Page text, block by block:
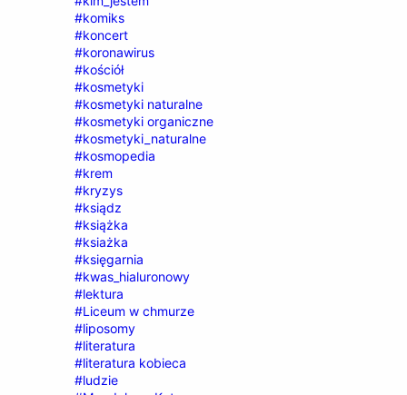
#komiks
#koncert
#koronawirus
#kościół
#kosmetyki
#kosmetyki naturalne
#kosmetyki organiczne
#kosmetyki_naturalne
#kosmopedia
#krem
#kryzys
#ksiądz
#książka
#ksiażka
#księgarnia
#kwas_hialuronowy
#lektura
#Liceum w chmurze
#liposomy
#literatura
#literatura kobieca
#ludzie